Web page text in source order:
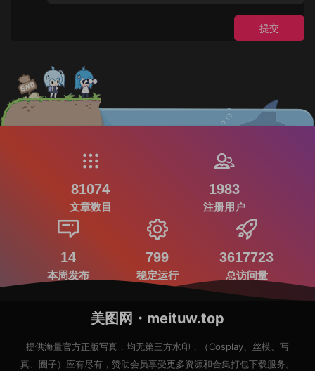
提交
81074
文章数目
1983
注册用户
14
本周发布
799
稳定运行
3617723
总访问量
美图网・meituw.top
提供海量官方正版写真，均无第三方水印，（Cosplay、丝模、写
真、圈子）应有尽有，赞助会员享受更多资源和合集打包下载服务。